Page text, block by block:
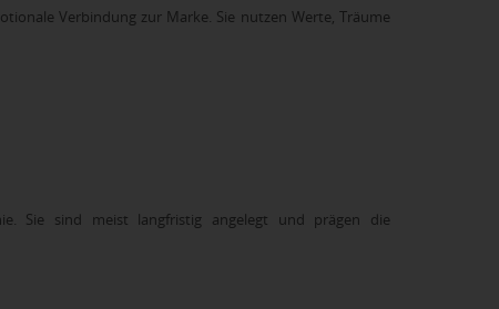
Verbindung zur Marke. Sie nutzen Werte, Träume
Sie sind meist langfristig angelegt und prägen die